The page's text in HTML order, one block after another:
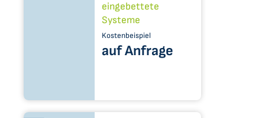
eingebettete
Systeme
Kostenbeispiel
auf Anfrage